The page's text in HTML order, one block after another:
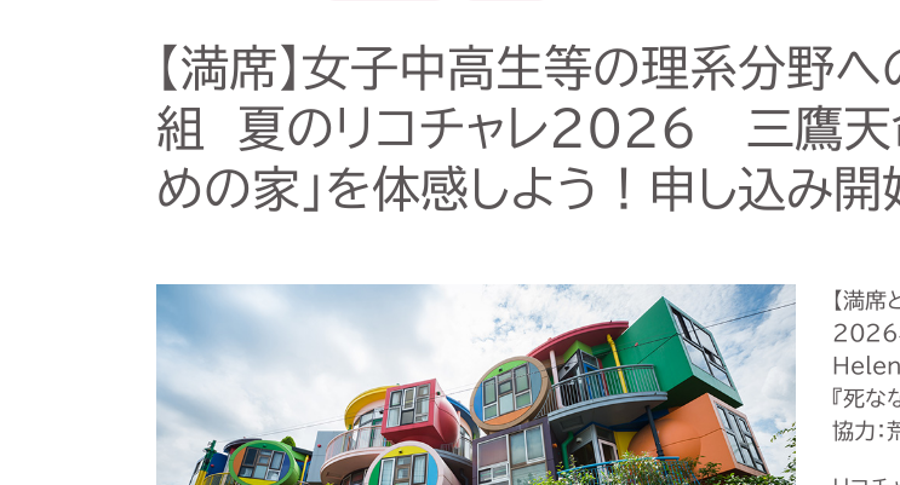
【満席】女子中高生等の理系分野
組 夏のリコチャレ2026 三鷹天
めの家」を体感しよう！申し込み
【満席
2026
Helen
『死な
協力：